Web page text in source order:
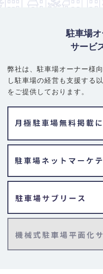
駐車場
サービ
弊社は、駐車場オーナー様
し駐車場の経営も支援する
をご提供しております。